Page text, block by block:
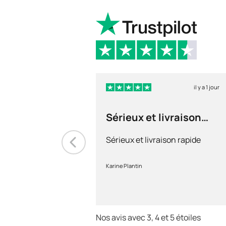
il y a 1 jour
Sérieux et livraison
Sérieux et livraison rapide
Karine Plantin
Nos avis avec 3, 4 et 5 étoiles